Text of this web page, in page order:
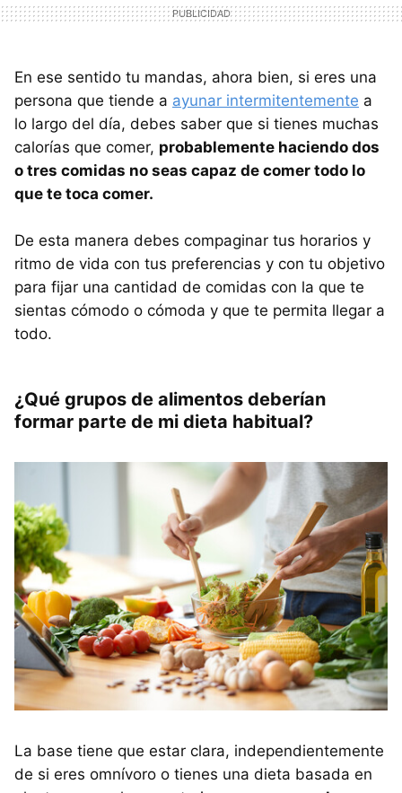
En ese sentido tu mandas, ahora bien, si eres una
persona que tiende a ayunar intermitentemente a
lo largo del día, debes saber que si tienes muchas
calorías que comer, probablemente haciendo dos
o tres comidas no seas capaz de comer todo lo
que te toca comer.
De esta manera debes compaginar tus horarios y
ritmo de vida con tus preferencias y con tu objetivo
para fijar una cantidad de comidas con la que te
sientas cómodo o cómoda y que te permita llegar a
todo.
¿Qué grupos de alimentos deberían
formar parte de mi dieta habitual?
La base tiene que estar clara, independientemente
de si eres omnívoro o tienes una dieta basada en